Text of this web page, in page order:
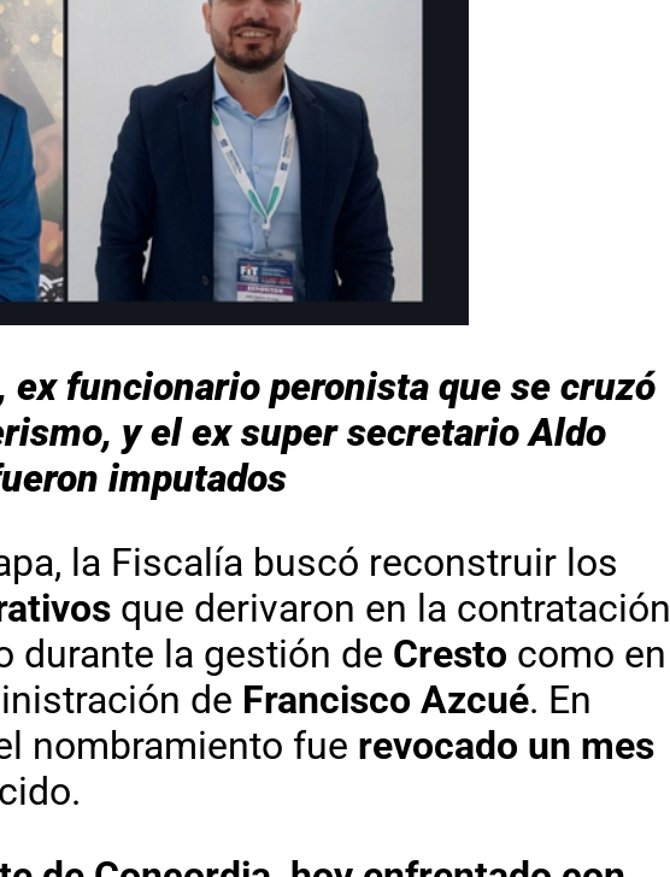
ex funcionario peronista que se cruzó
y el ex super secretario Aldo
imputados
la Fiscalía buscó reconstruir los
que derivaron en la contratación
durante la gestión de Cresto como en
de Francisco Azcué. En
nombramiento fue revocado un mes